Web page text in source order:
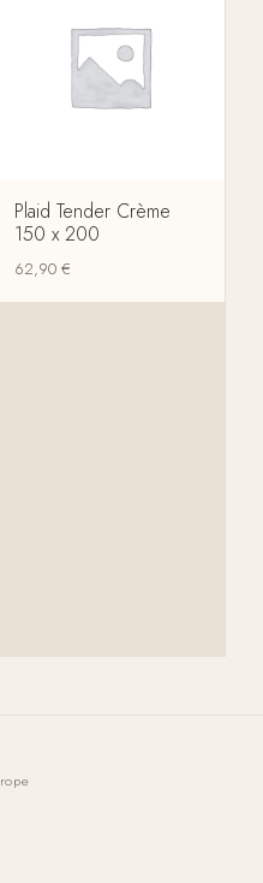
Plaid Tender Crème
150 x 200
62,90 €